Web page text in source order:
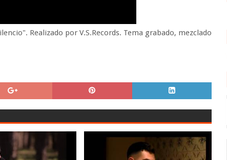
Realizado por V.S.Records. Tema grabado, mezclado